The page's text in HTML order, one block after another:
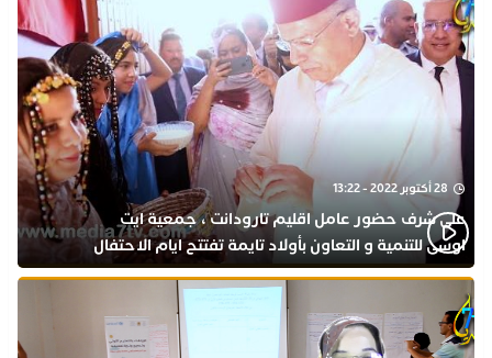
28 أكتوبر 2022 - 13:22
على شرف حضور عامل اقليم تارودانت ، جمعية ايت
اوسى للتنمية و التعاون بأولاد تايمة تفتتح ايام الاحتفال
بذكرى المولد النبوي